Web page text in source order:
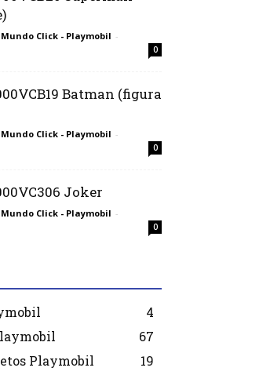
Mundo Click - Playmobil -
0
Batman (figura
Mundo Click - Playmobil -
0
Joker
Mundo Click - Playmobil -
0
4
67
Playmobil
19